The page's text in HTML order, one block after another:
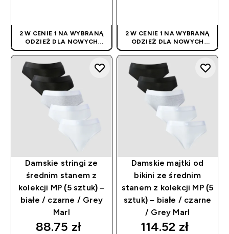
2 W CENIE 1 NA WYBRANĄ
ODZIEŻ DLA NOWYCH
KLIENTÓW! RABAT
AUTOMATYCZNIE
2 W CENIE 1 NA WYBRANĄ
ODZIEŻ DLA NOWYCH
KLIENTÓW! RABAT
AUTOMATYCZNIE
Damskie stringi ze
średnim stanem z
kolekcji MP (5 sztuk) –
białe / czarne / Grey
Marl
discounted price
88.75 zł‎
Damskie majtki od
bikini ze średnim
stanem z kolekcji MP (5
sztuk) – białe / czarne
/ Grey Marl
discounted
114.52 zł‎